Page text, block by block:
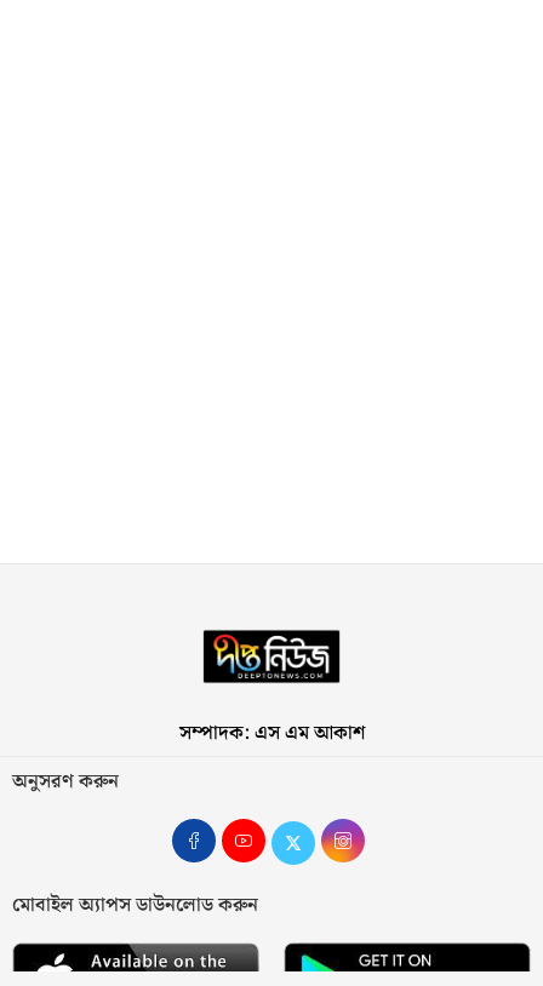
সম্পাদক: এস এম আকাশ
অনুসরণ করুন
মোবাইল অ্যাপস ডাউনলোড করুন